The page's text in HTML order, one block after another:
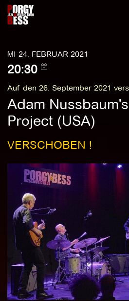
MI 24. FEBRUAR 2021
20:30
Auf den 26. September 2021
Adam
Project (USA)
VERSCHOBEN !